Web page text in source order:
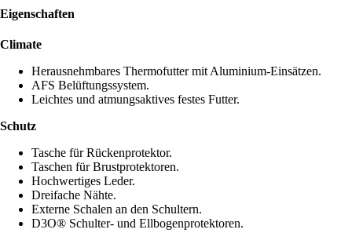
Eigenschaften
Climate
Herausnehmbares Thermofutter mit Aluminium-Einsätzen.
AFS Belüftungssystem.
Leichtes und atmungsaktives festes Futter.
Schutz
Tasche für Rückenprotektor.
Taschen für Brustprotektoren.
Hochwertiges Leder.
Dreifache Nähte.
Externe Schalen an den Schultern.
D3O® Schulter- und Ellbogenprotektoren.